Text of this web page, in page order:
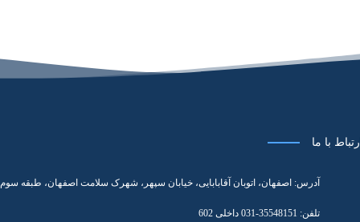
ارتباط با ما
آدرس: اصفهان، اتوبان آقابابایی، خیابان سپهر، شهرک سلامت اصفهان، طبقه سوم
تلفن: